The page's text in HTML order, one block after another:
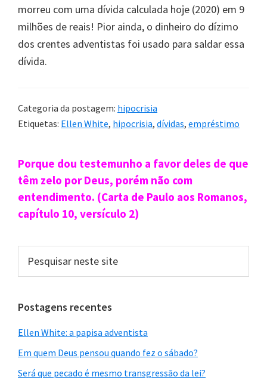
morreu com uma dívida calculada hoje (2020) em 9
milhões de reais! Pior ainda, o dinheiro do dízimo
dos crentes adventistas foi usado para saldar essa
dívida.
Categoria da postagem: hipocrisia
Etiquetas: Ellen White, hipocrisia, dívidas, empréstimo
Sidebar
primária
Porque dou testemunho a favor deles de que
têm zelo por Deus, porém não com
entendimento. (Carta de Paulo aos Romanos,
capítulo 10, versículo 2)
neste
Postagens recentes
Ellen White: a papisa adventista
Em quem Deus pensou quando fez o sábado?
Será que pecado é mesmo transgressão da lei?